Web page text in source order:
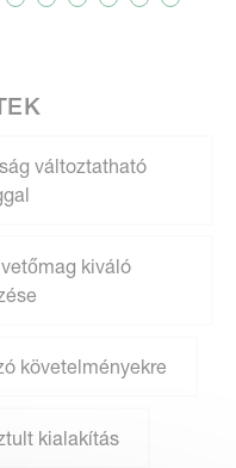
változtatható
kiváló
követelményekre
kialakítás